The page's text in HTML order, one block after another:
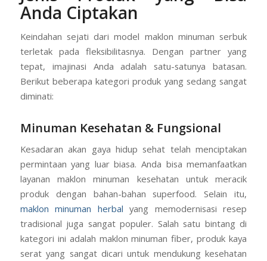
Potensi Pasar Tak Terbatas:
Jenis Produk yang Bisa
Anda Ciptakan
Keindahan sejati dari model maklon minuman serbuk
terletak pada fleksibilitasnya. Dengan partner yang
tepat, imajinasi Anda adalah satu-satunya batasan.
diminati:
Minuman Kesehatan & Fungsional
Kesadaran akan gaya hidup sehat telah menciptakan
permintaan yang luar biasa. Anda bisa memanfaatkan
layanan maklon minuman kesehatan untuk meracik
produk dengan bahan-bahan superfood. Selain itu,
maklon minuman herbal yang memodernisasi resep